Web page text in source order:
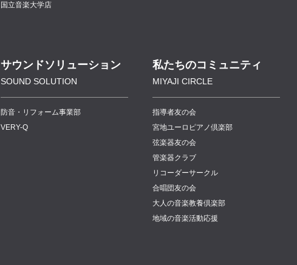
国立音楽大学店
サウンドソリューション
SOUND SOLUTION
防音・リフォーム事業部
VERY-Q
私たちのコミュニティ
MIYAJI CIRCLE
指導者友の会
宮地ユーロピアノ倶楽部
弦楽器友の会
管楽器クラブ
リコーダーサークル
合唱団友の会
大人の音楽教養倶楽部
地域の音楽活動応援